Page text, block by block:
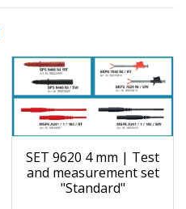
SET 9620 4 mm | Test
and measurement set
"Standard"